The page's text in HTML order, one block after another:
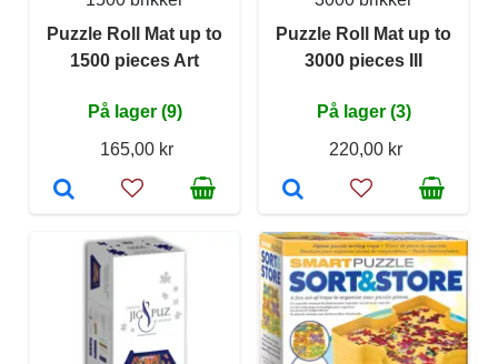
Puzzle Roll Mat up to
1500 pieces Art
På lager (9)
165,00 kr
Puzzle Roll Mat up to
3000 pieces III
På lager (3)
220,00 kr